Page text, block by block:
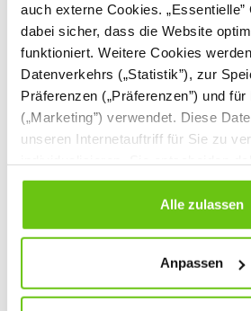
auch externe Cookies.
dabei sicher, dass die Website
funktioniert. Weitere Cookies
Datenverkehrs („Statistik”), zur
Präferenzen („Präferenzen”) und
(„Marketing”) verwendet. Diese
unseren Internetauftriff für Sie zu
Cookies Sie erlauben. Verweigern
wählen Sie „Alle ablehnen” – in
Daten verarbeitet, die für den
jederzeit ändern, indem Sie auf die
links klicken. Weitere Informationen
Alle zulassen
Anpassen
Schachspiel
Produktnummer:041170
15,90 €